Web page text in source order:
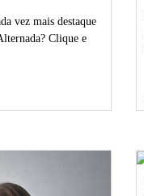
vez mais destaque
Clique e